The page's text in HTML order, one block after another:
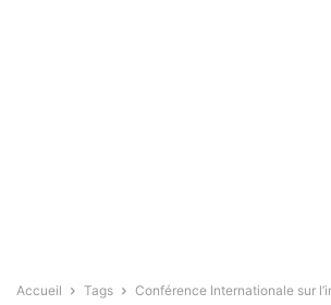
Accueil Tags Conférence Internationale sur